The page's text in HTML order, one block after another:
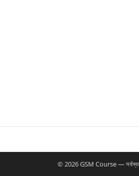
Huawei, Motorola, Tecno, Infinix, Lava, Micromax,
Download Mode), Firmware Flash,
© 2026 GSM Course —